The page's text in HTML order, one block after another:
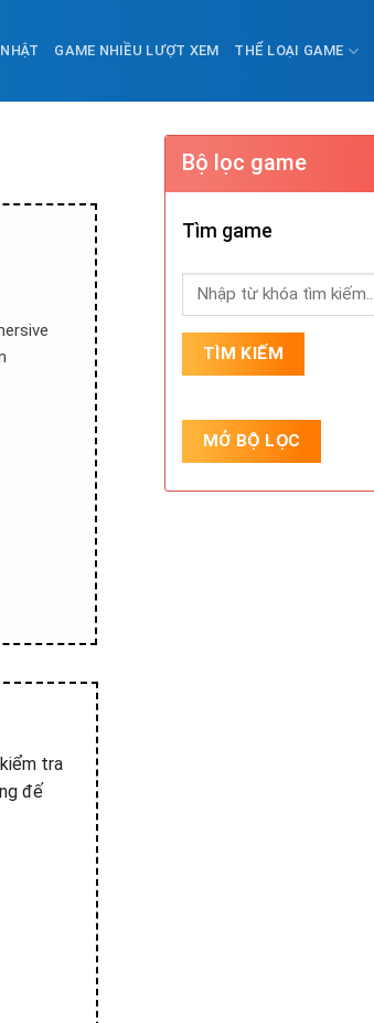
GAME NHIỀU LƯỢT XEM THỂ LOẠI GAME
tra
đế
Bộ lọc game
Tìm game